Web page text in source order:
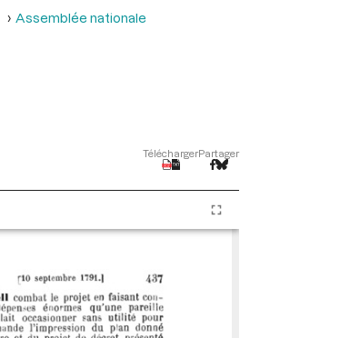
Assemblée nationale
TéléchargerPartager